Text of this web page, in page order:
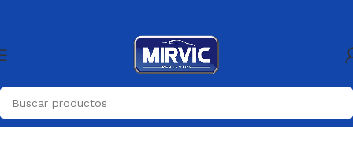
Inicio Generica Generica